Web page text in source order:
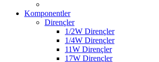
Komponentler
Dirençler
1/2W Dirençler
1/4W Dirençler
11W Dirençler
17W Dirençler